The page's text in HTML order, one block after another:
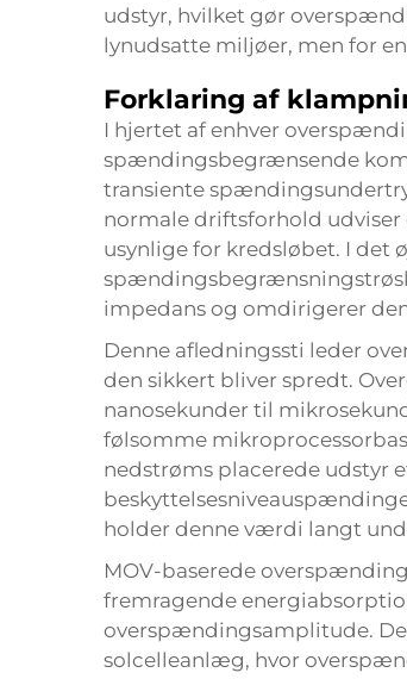
udstyr, hvilket gør
lynudsatte miljøer, men for
Forklaring af
I hjertet af enhver
spændingsbegrænsende
transiente
normale driftsforhold
usynlige for kredsløbet. I det
impedans og omdirigerer
Denne afledningssti leder
den sikkert bliver spredt.
nanosekunder til
følsomme
nedstrøms placerede udstyr
holder denne værdi langt
MOV-baserede
fremragende
overspændingsamplitude.
solcelleanlæg, hvor